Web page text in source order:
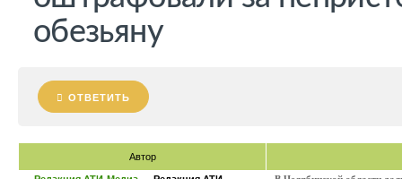
обезьяну
ОТВЕТИТЬ
Автор